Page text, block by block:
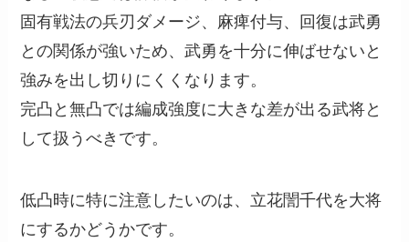
固有戦法の兵刃ダメージ、麻痺付与、回復は武勇
との関係が強いため、武勇を十分に伸ばせないと
強みを出し切りにくくなります。
完凸と無凸では編成強度に大きな差が出る武将と
して扱うべきです。
低凸時に特に注意したいのは、立花誾千代を大将
にするかどうかです。